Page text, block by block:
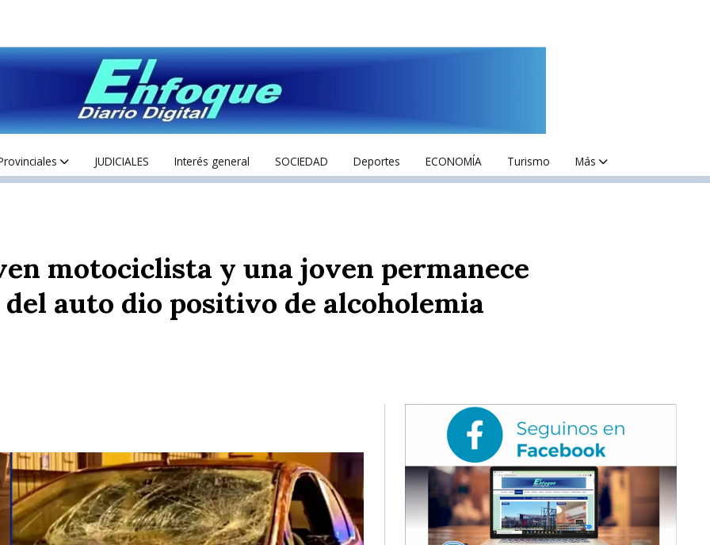
JUDICIALES Interés general SOCIEDAD Deportes ECONOMÍA Turismo Más
motociclista y una joven permanece
auto dio positivo de alcoholemia